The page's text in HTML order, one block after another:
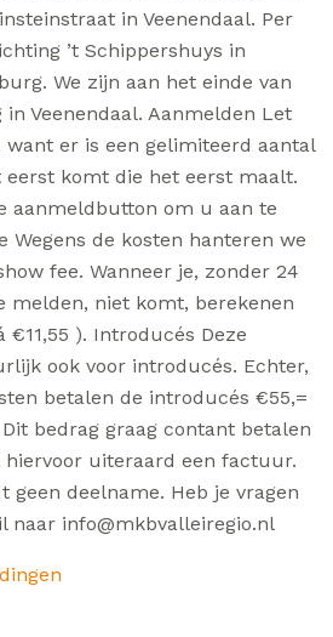
in Veenendaal. Per
’t Schippershuys in
We zijn aan het einde van
Veenendaal. Aanmelden Let
want er is een gelimiteerd aantal
eerst komt die het eerst maalt.
aanmeldbutton om u aan te
Wegens de kosten hanteren we
fee. Wanneer je, zonder 24
melden, niet komt, berekenen
€11,55 ). Introducés Deze
ook voor introducés. Echter,
betalen de introducés €55,=
bedrag graag contant betalen
hiervoor uiteraard een factuur.
geen deelname. Heb je vragen
naar info@mkbvalleiregio.nl